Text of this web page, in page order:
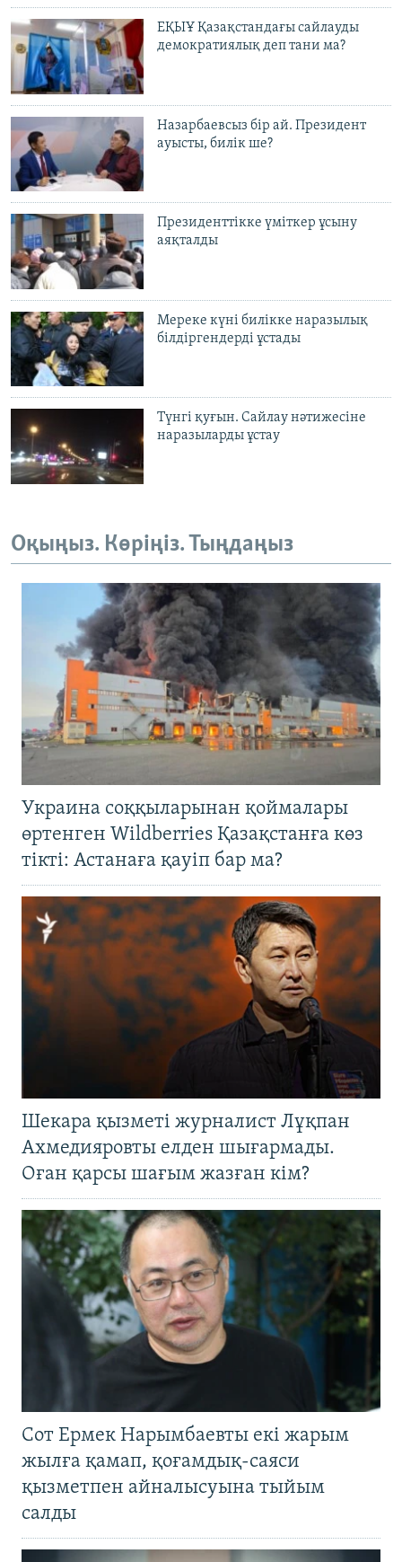
ЕҚЫҰ Қазақстандағы сайлауды
демократиялық деп тани ма?
Назарбаевсыз бір ай. Президент
ауысты, билік ше?
Президенттікке үміткер ұсыну
аяқталды
Мереке күні билікке наразылық
білдіргендерді ұстады
Түнгі қуғын. Сайлау нәтижесіне
наразыларды ұстау
Оқыңыз. Көріңіз. Тыңдаңыз
Украина соққыларынан қоймалары
өртенген Wildberries Қазақстанға көз
тікті: Астанаға қауіп бар ма?
Шекара қызметі журналист Лұқпан
Ахмедияровты елден шығармады.
Оған қарсы шағым жазған кім?
Сот Ермек Нарымбаевты екі жарым
жылға қамап, қоғамдық-саяси
қызметпен айналысуына тыйым
салды